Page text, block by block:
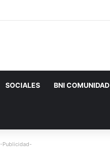
SOCIALES BNI COMUNIDAD
-Publicidad-